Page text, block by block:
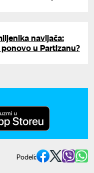
navijača:
u Partizanu?
Podeli: